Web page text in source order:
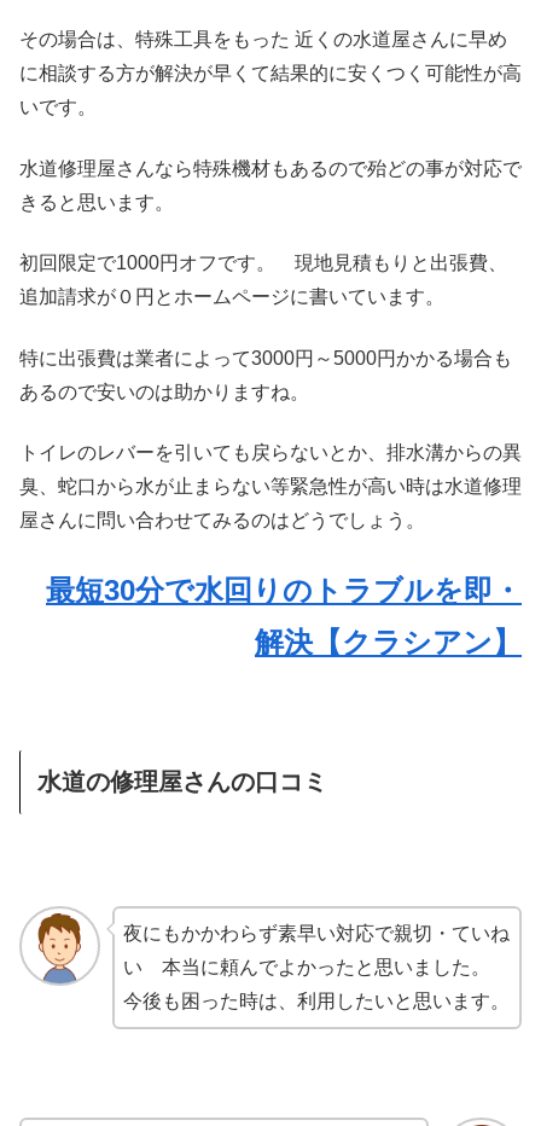
その場合は、特殊工具をもった 近くの水道屋さんに早め
に相談する方が解決が早くて結果的に安くつく可能性が高
いです。
水道修理屋さんなら特殊機材もあるので殆どの事が対応で
きると思います。
初回限定で1000円オフです。 現地見積もりと出張費、
追加請求が０円とホームページに書いています。
特に出張費は業者によって3000円～5000円かかる場合も
あるので安いのは助かりますね。
トイレのレバーを引いても戻らないとか、排水溝からの異
臭、蛇口から水が止まらない等緊急性が高い時は水道修理
屋さんに問い合わせてみるのはどうでしょう。
最短30分で水回りのトラブルを即・
解決【クラシアン】
水道の修理屋さんの口コミ
夜にもかかわらず素早い対応で親切・ていね
い 本当に頼んでよかったと思いました。
今後も困った時は、利用したいと思います。